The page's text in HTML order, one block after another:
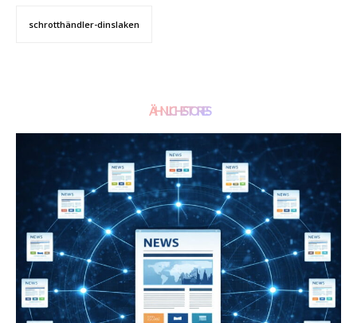
schrotthändler-dinslaken
ÄHNLICHE STORIES